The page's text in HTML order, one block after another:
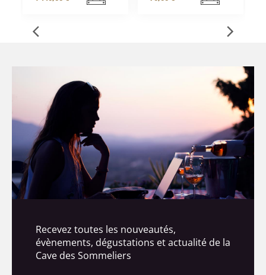
Recevez toutes les nouveautés,
évènements, dégustations et actualité de la
Cave des Sommeliers